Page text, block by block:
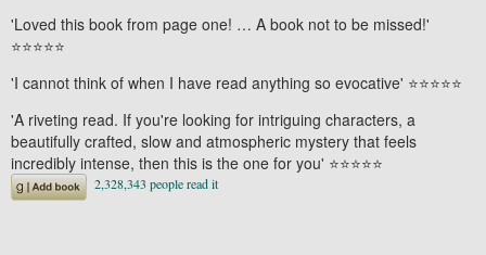
'Loved this book from page one! … A book not to be missed!'
⭐⭐⭐⭐⭐
'I cannot think of when I have read anything so evocative' ⭐⭐⭐⭐⭐
'A riveting read. If you're looking for intriguing characters, a
beautifully crafted, slow and atmospheric mystery that feels
incredibly intense, then this is the one for you' ⭐⭐⭐⭐⭐